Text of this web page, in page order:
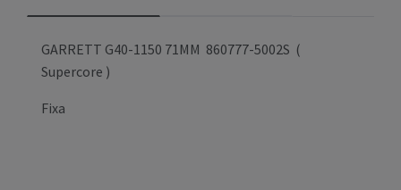
GARRETT G40-1150 71MM 860777-5002S (
Supercore )
Fixa